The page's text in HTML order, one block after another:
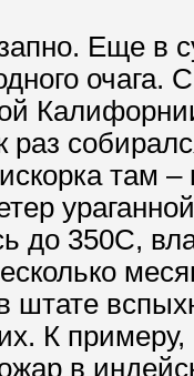
Еще в
очага.
там
до 350С,
штате
К
в